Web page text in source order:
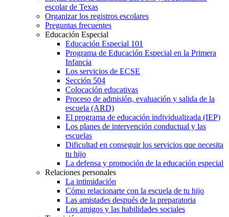
escolar de Texas
Organizar los registros escolares
Preguntas frecuentes
Educación Especial
Educación Especial 101
Programa de Educación Especial en la Primera
Infancia
Los servicios de ECSE
Sección 504
Colocación educativas
Proceso de admisión, evaluación y salida de la
escuela (ARD)
El programa de educación individualizada (IEP)
Los planes de intervención conductual y las
escuelas
Dificultad en conseguir los servicios que necesita
tu hijo
La defensa y promoción de la educación especial
Relaciones personales
La intimidación
Cómo relacionarte con la escuela de tu hijo
Las amistades después de la preparatoria
Los amigos y las habilidades sociales